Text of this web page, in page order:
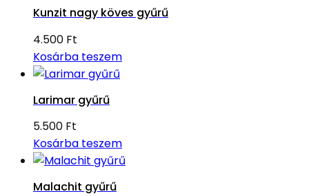
Kunzit nagy köves gyűrű
4.500 Ft
Kosárba teszem
Larimar gyűrű
5.500 Ft
Kosárba teszem
Malachit gyűrű